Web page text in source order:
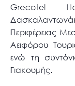
Grecotel
Περιφέρειας
Αειφόρου
ενώ τη
Γιακουμής.